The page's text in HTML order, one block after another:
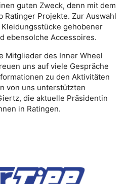
guten Zweck, denn mit dem
Ratinger Projekte. Zur Auswahl
gehobener
ebensolche Accessoires.
Mitglieder des Inner Wheel
uns auf viele Gespräche
zu den Aktivitäten
von uns unterstützten
die aktuelle Präsidentin
in Ratingen.